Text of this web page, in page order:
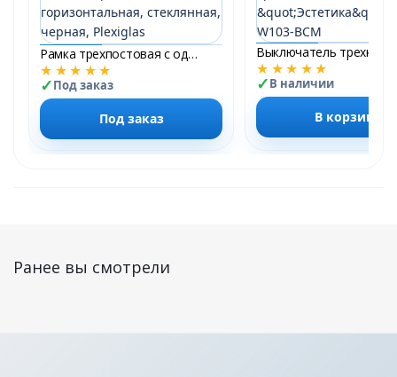
Рамка трехпостовая с одним вырезом, горизонтальная, стеклянная, черная, Plexiglas &quot;Модерн SMART&quot;
★★★★★
Под заказ
Под заказ
★★★★★
В наличии
В корзину
Ранее вы смотрели